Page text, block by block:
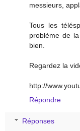
messieurs,
Tous les
problème de
bien.
Regardez la
http://
Répondre
Réponses